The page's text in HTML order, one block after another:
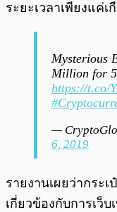
ระยะเวลาเพียงแค่
Mysterious
Million for
https://t.co/
—
6, 2019
รายงานเผยว่ากระ
เกี่ยวข้องกับการเว็